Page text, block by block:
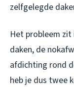
zelfgelegde
Het probleem
daken, de
afdichting rond
heb je dus twee